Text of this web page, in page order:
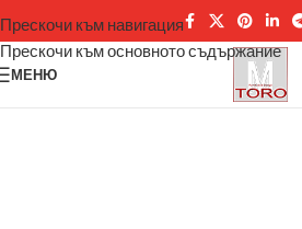
Прескочи към навигация
Прескочи към основното съдържание
МЕНЮ